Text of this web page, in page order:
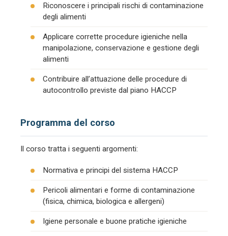
Riconoscere i principali rischi di contaminazione
degli alimenti
Applicare corrette procedure igieniche nella
manipolazione, conservazione e gestione degli
alimenti
Contribuire all’attuazione delle procedure di
autocontrollo previste dal piano HACCP
Programma del corso
Il corso tratta i seguenti argomenti:
Normativa e principi del sistema HACCP
Pericoli alimentari e forme di contaminazione
(fisica, chimica, biologica e allergeni)
Igiene personale e buone pratiche igieniche